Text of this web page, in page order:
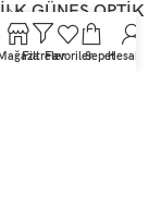
İLK GÜNEŞ OPTIK
YARDIM
FiltrelerFavorilerSepetHesabım